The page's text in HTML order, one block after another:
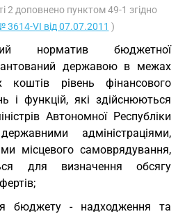
2 доповнено пунктом 49-1 згідно
3614-VI від 07.07.2011 )
норматив бюджетної
державою в межах
коштів рівень фінансового
і функцій, які здійснюються
Автономної Республіки
адміністраціями,
місцевого самоврядування,
для визначення обсягу
бюджету - надходження та